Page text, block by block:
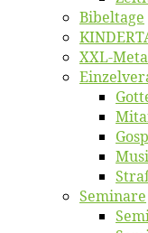
Bi­bel­ta­ge
XXL-
Se­mi­na­re